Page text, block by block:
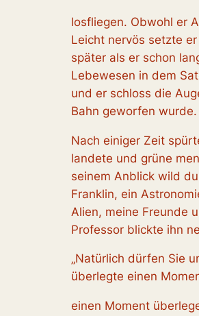
losfliegen. Obwohl er
Leicht nervös setzte
später als er schon
Lebewesen in dem
und er schloss die
Bahn geworfen
Nach einiger Zeit
landete und grüne
seinem Anblick wild
Franklin, ein
Alien, meine Freunde
Professor blickte ihn
„Natürlich dürfen Sie
überlegte einen
einen Moment